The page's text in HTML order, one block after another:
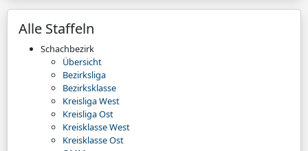
Alle Staffeln
Schachbezirk
Übersicht
Bezirksliga
Bezirksklasse
Kreisliga West
Kreisliga Ost
Kreisklasse West
Kreisklasse Ost